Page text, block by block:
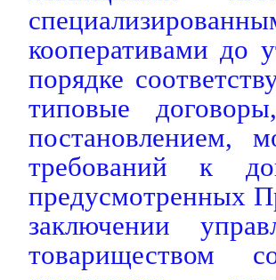
кооперативами до
порядке
типовые
постановлением,
требований к
предусмотренных
заключении
товариществом